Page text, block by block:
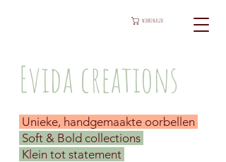
Evida creations
WINKELWAGEN
Unieke, handgemaakte oorbellen
Soft & Bold collections
Klein tot statement